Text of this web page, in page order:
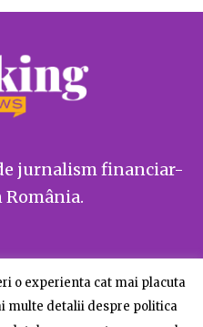
jurnalism financiar-
o experienta cat mai placuta
multe detalii despre politica